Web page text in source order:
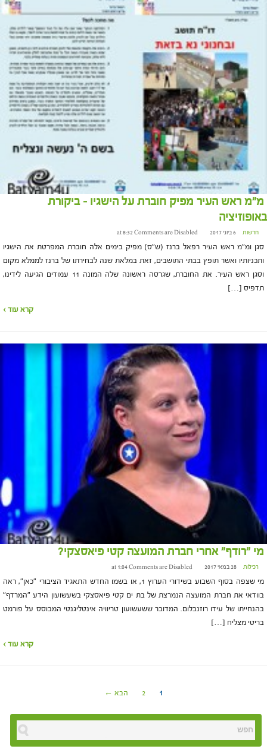
מ"מ ראש העיר מפיק חוברת על הישגיו – ביקורת
באופוזיציה
חדשות 6 ביוני 2017 at 8:32 Comments are Disabled
סגן ומ"מ ראש העיר רפאל ברנז (ש"ס) מפיק בימים אלה חוברת המפרטת את הישגיו
ותכניותיו ואשר תופץ בבתי התושבים, זאת במלאת שנה לבחירתו של ברנז לממלא מקום
וסגן ראש העיר. את החוברת, שגרסה ראשונה שלה המונה 11 עמודים הגיעה לידינו,
תדפיס […]
קרא עוד ›
מי "רודף" אחרי חברת המועצה קטי פיאסצקי?
רכילות 28 במאי 2017 at 1:04 Comments are Disabled
מי שצפה בסוף השבוע בשידורי הערוץ 1, או בשמו החדש התאגיד הציבורי "כאן", ראה
בוודאי את חברת המועצה הנמרצת של בת ים קטי פיאסצקי בשעשועון הידע "המרדף"
בהנחייתו של עידו רוזנבלום. המדובר ששעשועון טריוויה אינטליגנטי המבוסס על פורמט
בריטי מצליח […]
קרא עוד ›
1
2 הבא ←